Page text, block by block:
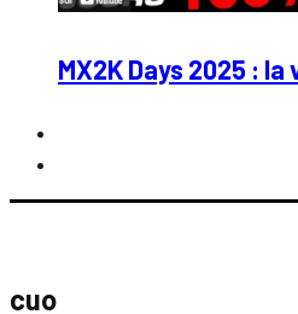
MX2K Days 2025 : la
cuo